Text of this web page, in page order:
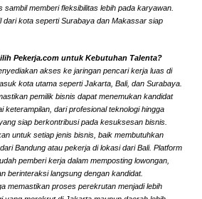
sambil memberi fleksibilitas lebih pada karyawan.
dari kota seperti Surabaya dan Makassar siap
Pekerja.com untuk Kebutuhan Talenta?
akses ke jaringan pencari kerja luas di
kota utama seperti Jakarta, Bali, dan Surabaya.
pemilik bisnis dapat menemukan kandidat
keterampilan, dari profesional teknologi hingga
siap berkontribusi pada kesuksesan bisnis.
untuk setiap jenis bisnis, baik membutuhkan
Bandung atau pekerja di lokasi dari Bali. Platform
pemberi kerja dalam memposting lowongan,
berinteraksi langsung dengan kandidat.
memastikan proses perekrutan menjadi lebih